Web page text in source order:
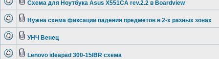
Схема для Ноутбука Asus X551CA rev.2.2 в Boardview
Нужна схема фиксации падения предметов в 2-х разных зонах
УНЧ Венец
Lenovo ideapad 300-15IBR схема